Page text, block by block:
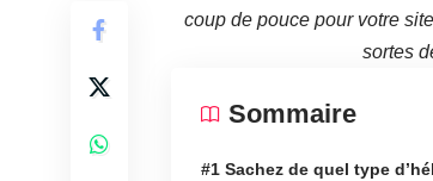
coup de pouce pour votre
sortes
Sommaire
#1 Sachez de quel type